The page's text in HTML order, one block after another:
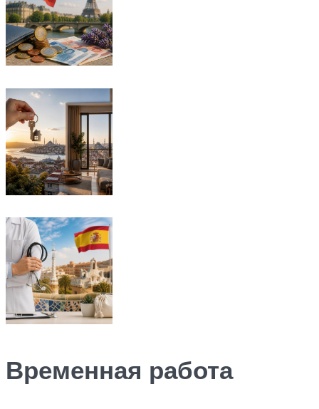
Временная работа